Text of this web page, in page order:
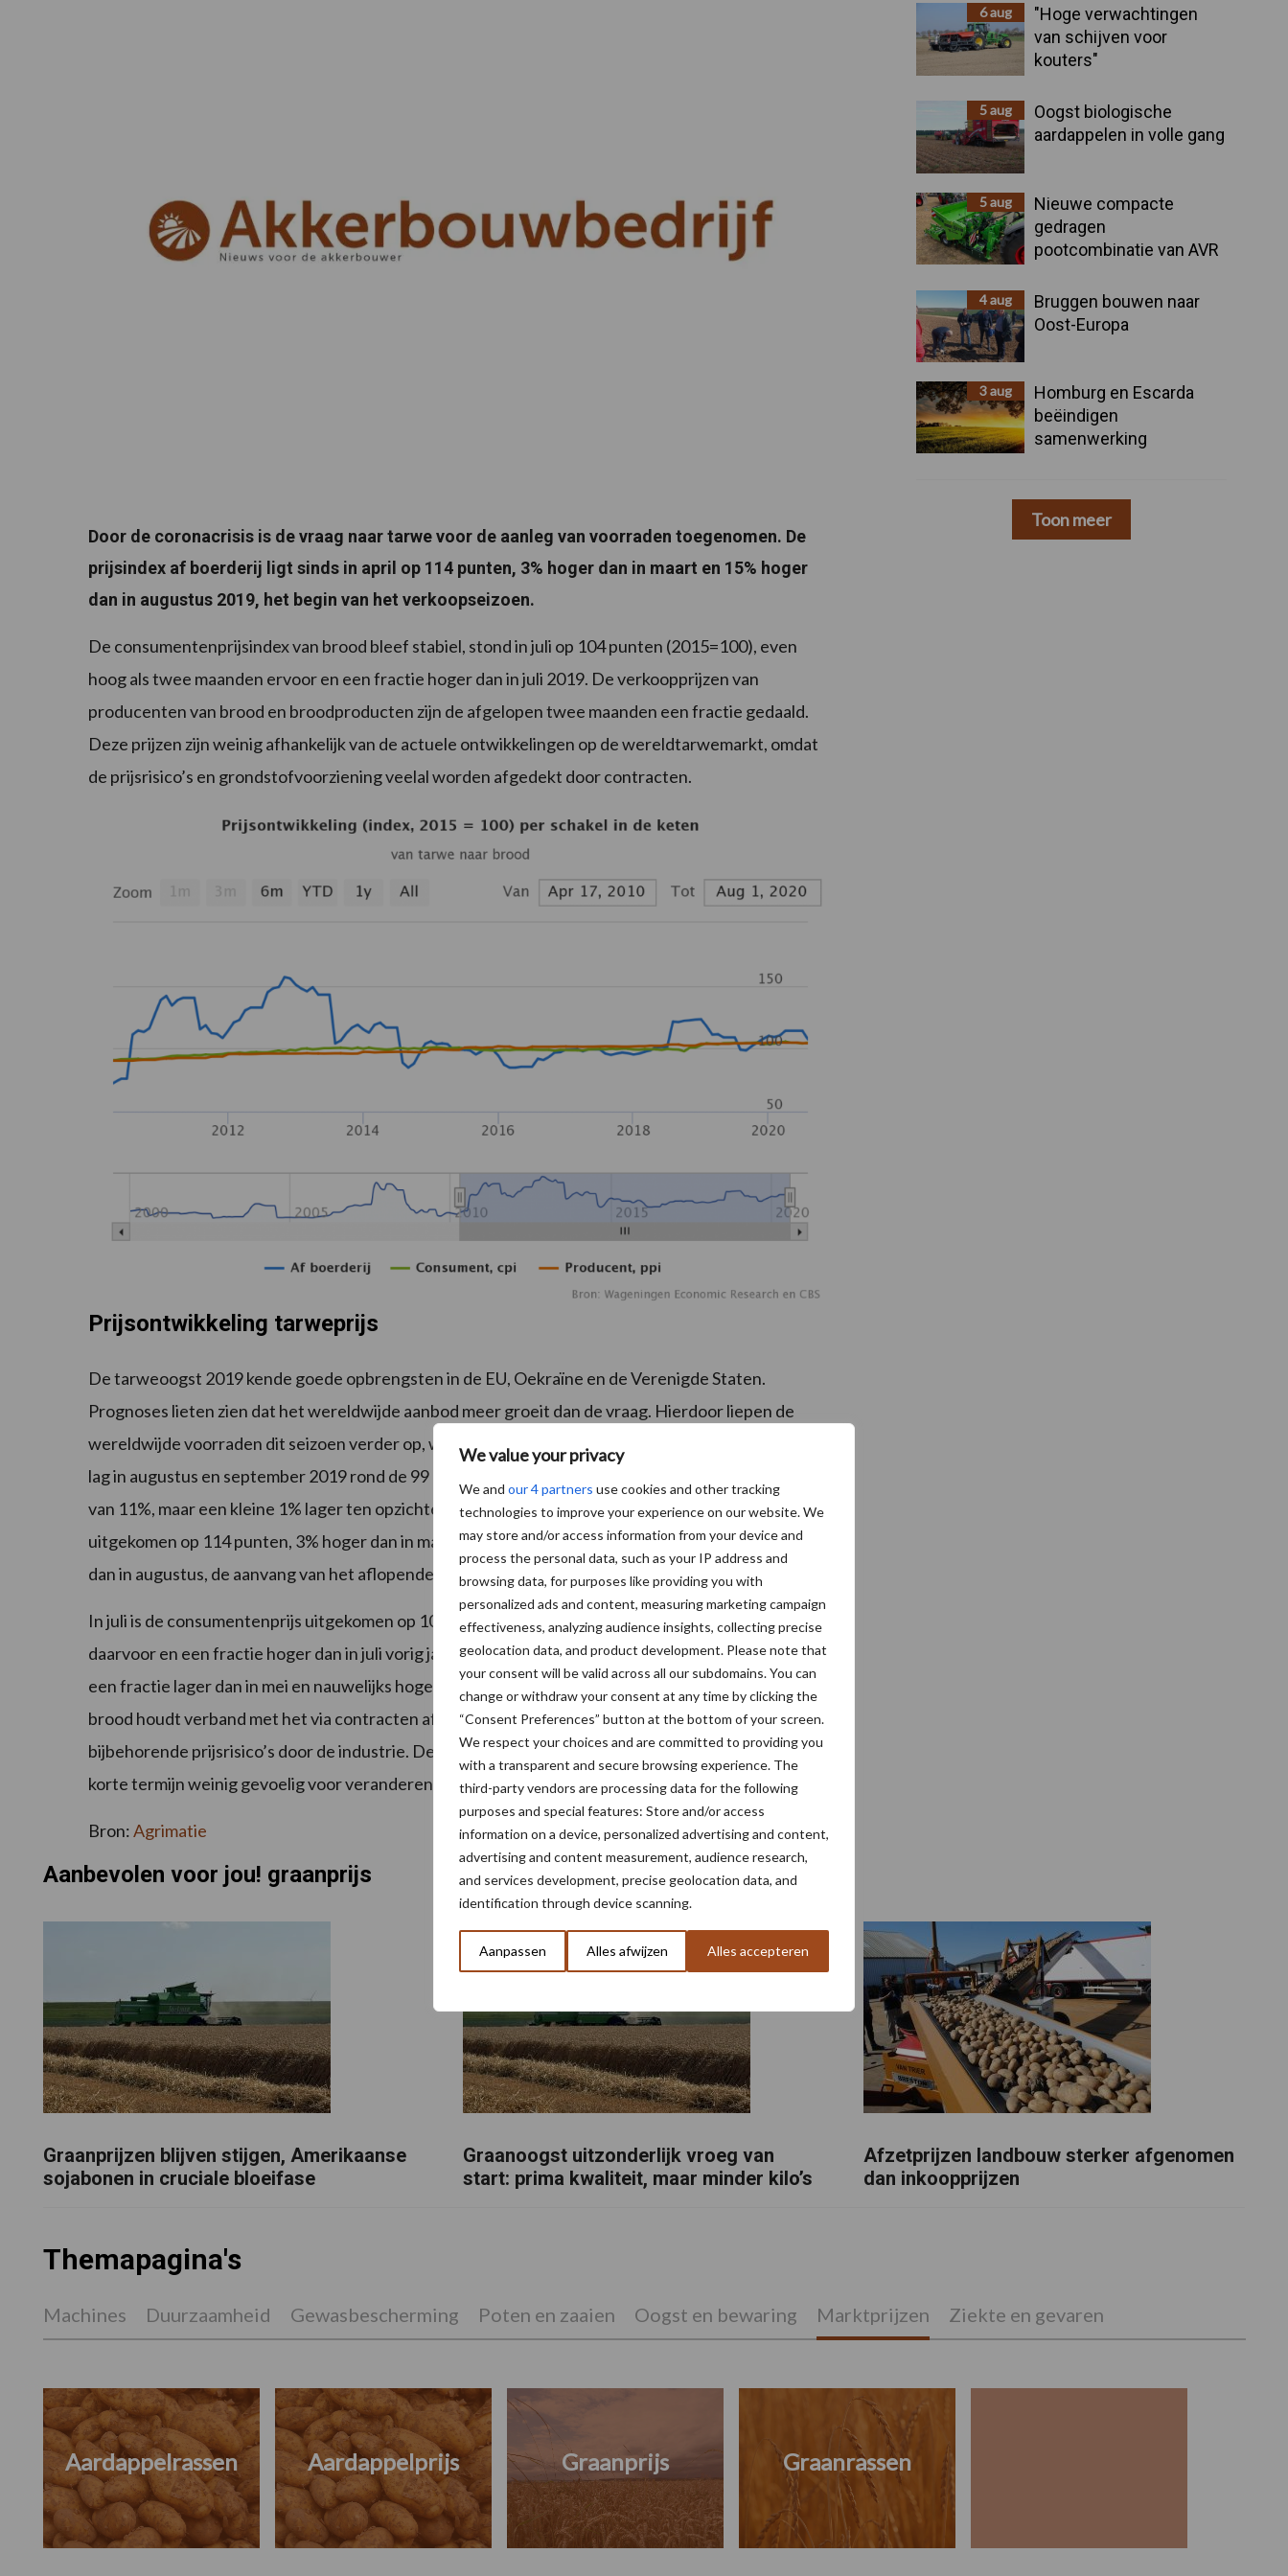
We value your privacy
We and our 4 partners use cookies and other tracking
technologies to improve your experience on our website. We
may store and/or access information from your device and
process the personal data, such as your IP address and
browsing data, for purposes like providing you with
personalized ads and content, measuring marketing campaign
effectiveness, analyzing audience insights, collecting precise
geolocation data, and product development. Please note that
your consent will be valid across all our subdomains. You can
change or withdraw your consent at any time by clicking the
“Consent Preferences” button at the bottom of your screen.
We respect your choices and are committed to providing you
with a transparent and secure browsing experience. The
third-party vendors are processing data for the following
purposes and special features: Store and/or access
information on a device, personalized advertising and content,
advertising and content measurement, audience research,
and services development, precise geolocation data, and
identification through device scanning.
Aanpassen Alles afwijzen Alles accepteren
Door de coronacrisis is de vraag naar tarwe voor de aanleg van voorraden toegenomen. De
prijsindex af boerderij ligt sinds in april op 114 punten, 3% hoger dan in maart en 15% hoger
dan in augustus 2019, het begin van het verkoopseizoen.
De consumentenprijsindex van brood bleef stabiel, stond in juli op 104 punten (2015=100), even
hoog als twee maanden ervoor en een fractie hoger dan in juli 2019. De verkoopprijzen van
producenten van brood en broodproducten zijn de afgelopen twee maanden een fractie gedaald.
Deze prijzen zijn weinig afhankelijk van de actuele ontwikkelingen op de wereldtarwemarkt, omdat
de prijsrisico’s en grondstofvoorziening veelal worden afgedekt door contracten.
Prijsontwikkeling tarweprijs
De tarweoogst 2019 kende goede opbrengsten in de EU, Oekraïne en de Verenigde Staten.
Prognoses lieten zien dat het wereldwijde aanbod meer groeit dan de vraag. Hierdoor liepen de
wereldwijde voorraden dit seizoen verder op, wat leidde tot prijsdruk. De prijsindex van telersprijzen
lag in augustus en september 2019 rond de 99 punten en in januari 2020 op 110 punten, een stijging
van 11%, maar een kleine 1% lager ten opzichte van vorig jaar. In juli zijn de telersprijzen net als in mei
uitgekomen op 114 punten, 3% hoger dan in maart, 5% hoger dan in juli van vorig jaar en 15% hoger
dan in augustus, de aanvang van het aflopende seizoen (2019).
In juli is de consumentenprijs uitgekomen op 104 punten, nagenoeg even hoog dan twee maanden
daarvoor en een fractie hoger dan in juli vorig jaar. Juli 2020 lag de producentenindex op 104 punten,
een fractie lager dan in mei en nauwelijks hoger dan een jaar eerder. De vrijwel stabiele prijs van
brood houdt verband met het via contracten afdekken van de grondstofvoorziening en de
bijbehorende prijsrisico’s door de industrie. De consumentenprijzen en producentenprijzen zijn op
korte termijn weinig gevoelig voor veranderende telersprijzen.
Bron:Agrimatie
Sidebar6 aug
"Hoge verwachtingen
van schijven voor
kouters"
5 aug
Oogst biologische
aardappelen in volle gang
5 aug
Nieuwe compacte
gedragen
pootcombinatie van AVR
4 aug
Bruggen bouwen naar
Oost-Europa
3 aug
Homburg en Escarda
beëindigen
samenwerking
Toon meer
Aanbevolen voor jou! graanprijs
Graanprijzen blijven stijgen, Amerikaanse
sojabonen in cruciale bloeifase
Graanoogst uitzonderlijk vroeg van
start: prima kwaliteit, maar minder kilo’s
Afzetprijzen landbouw sterker afgenomen
dan inkoopprijzen
Themapagina's
Machines Duurzaamheid Gewasbescherming Poten en zaaien Oogst en bewaring Marktprijzen Ziekte en gevaren
Aardappelrassen Aardappelprijs Graanprijs Graanrassen